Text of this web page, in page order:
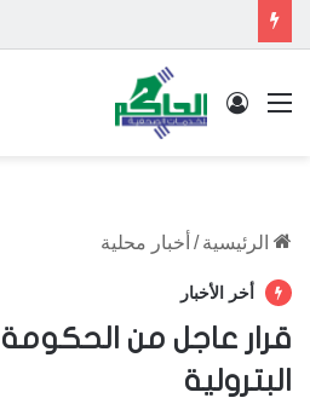
القائمة تسجيل الدخول
الرئيسية / أخبار محلية
أخر الأخبار
قرار عاجل من
البترولية